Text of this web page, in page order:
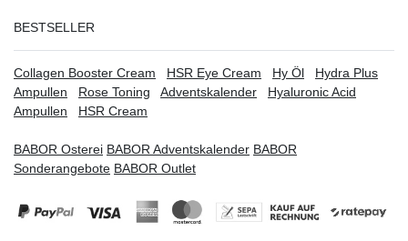
BESTSELLER
Collagen Booster Cream HSR Eye Cream Hy Öl
Hydra Plus
Ampullen
Rose Toning Adventskalender
Hyaluronic Acid
Ampullen
HSR Cream
BABOR Osterei BABOR Adventskalender BABOR
Sonderangebote BABOR Outlet